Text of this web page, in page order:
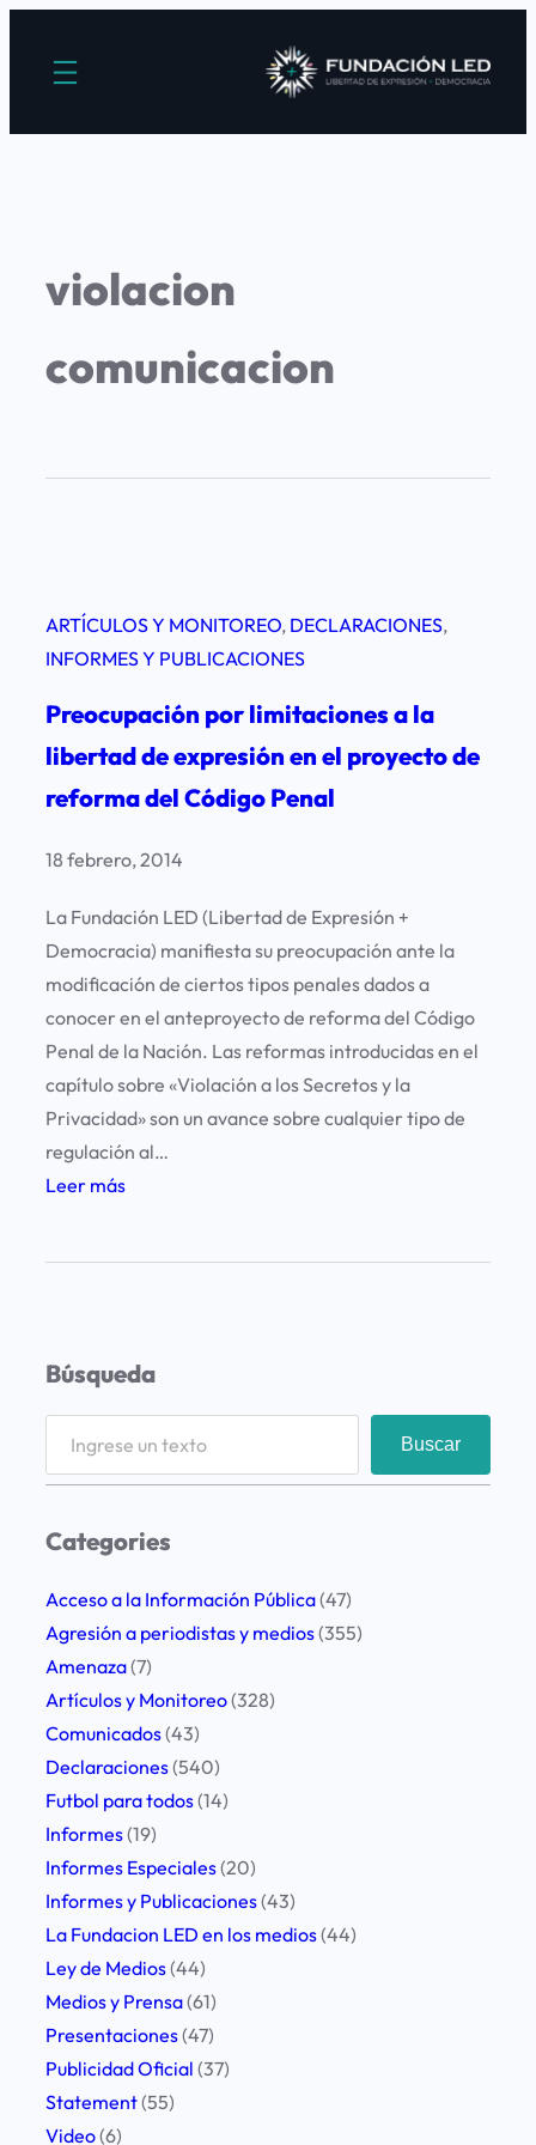
violacion
comunicacion
ARTÍCULOS Y MONITOREO, DECLARACIONES
INFORMES Y PUBLICACIONES
Preocupación por limitaciones a la
libertad de expresión en el proyecto de
reforma del Código Penal
18 febrero, 2014
La Fundación LED (Libertad de Expresión +
Democracia) manifiesta su preocupación ante la
modificación de ciertos tipos penales dados a
conocer en el anteproyecto de reforma del Código
Penal de la Nación. Las reformas introducidas en el
capítulo sobre «Violación a los Secretos y la
Privacidad» son un avance sobre cualquier tipo de
regulación al…
Leer más:
u
p
a
c
ó
n
o
t
o
e
Búsqueda
r
h
Buscar
Categories
Acceso a la Información Pública(47)
Agresión a periodistas y medios(355)
Amenaza(7)
Artículos y Monitoreo(328)
Comunicados(43)
Declaraciones(540)
Futbol para todos(14)
Informes(19)
Informes Especiales(20)
Informes y Publicaciones(43)
La Fundacion LED en los medios(44)
Ley de Medios(44)
Medios y Prensa(61)
Presentaciones(47)
Publicidad Oficial (37)
Statement(55)
Video(6)